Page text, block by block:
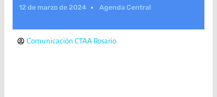
12 de marzo de 2024 Agenda Central
Comunicación CTAA Rosario